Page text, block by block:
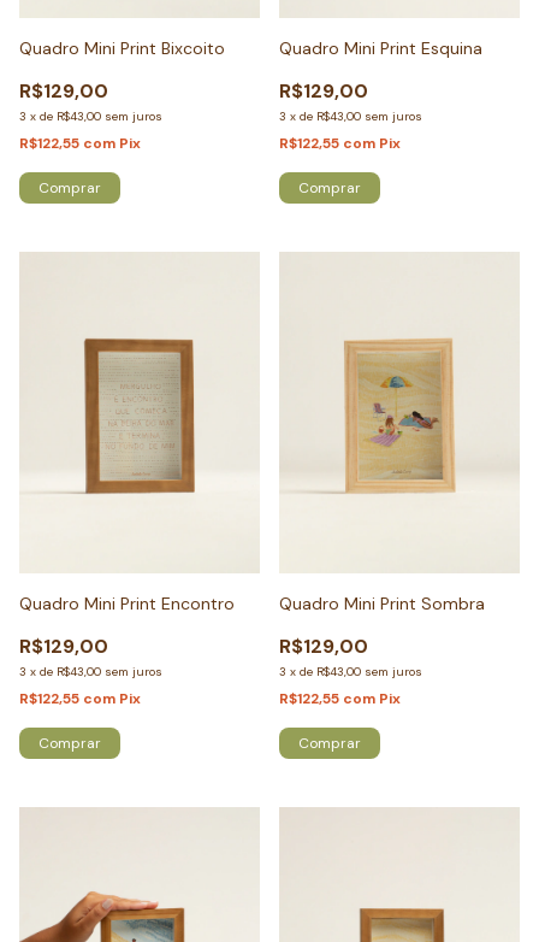
Quadro Mini Print Bixcoito
R$129,00
3 x de R$43,00 sem juros
R$122,55 com Pix
Comprar
Quadro Mini Print Esquina
R$129,00
3 x de R$43,00 sem juros
R$122,55 com Pix
Comprar
Quadro Mini Print Encontro
R$129,00
3 x de R$43,00 sem juros
R$122,55 com Pix
Comprar
Quadro Mini Print Sombra
R$129,00
3 x de R$43,00 sem juros
R$122,55 com Pix
Comprar